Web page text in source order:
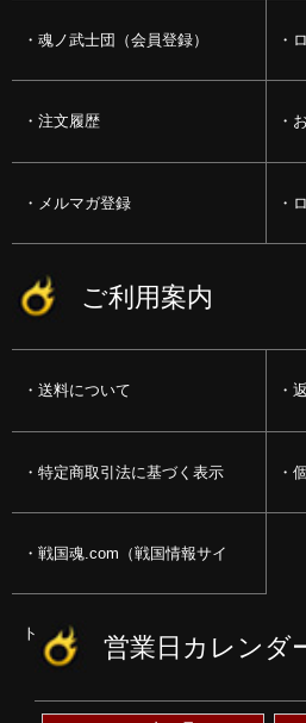
魂ノ武士団（会員登録）
注文履歴
メルマガ登録
ご利用案内
送料について
特定商取引法に基づく表示
戦国魂.com（戦国情報サイ
ト） 営業日カレンダ